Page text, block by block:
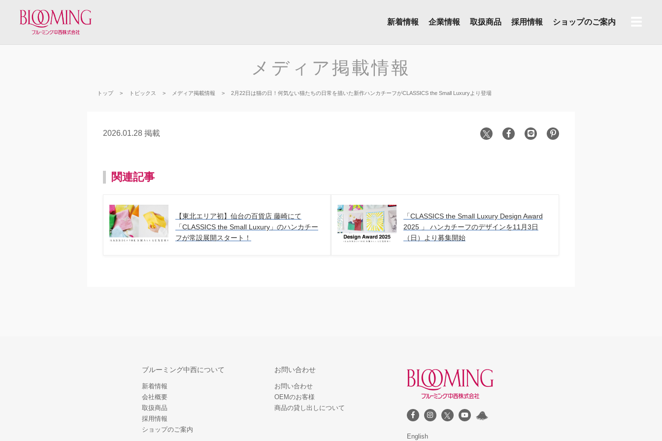
新着情報 企業情報 取扱商品 採用情報 ショップのご案内
メディア掲載情報
トップ トピックス メディア掲載情報 2月22日は猫の日！何気ない猫たちの日常を描いた新作ハンカチーフがCLASSICS the Small Luxuryより登場
2026.01.28 掲載
関連記事
【東北エリア初】仙台の百貨店 藤崎にて
「CLASSICS the Small Luxury」のハンカチー
フが常設展開スタート！
「CLASSICS the Small Luxury Design Award
2025 」 ハンカチーフのデザインを11⽉3⽇
（日）より募集開始
ブルーミング中西について
新着情報
会社概要
取扱商品
採用情報
ショップのご案内
お問い合わせ
お問い合わせ
OEMのお客様
商品の貸し出しについて
English